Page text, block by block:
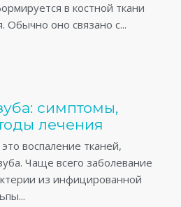
в костной ткани
Обычно оно связано с...
симптомы,
лечения
воспаление тканей,
Чаще всего заболевание
из инфицированной